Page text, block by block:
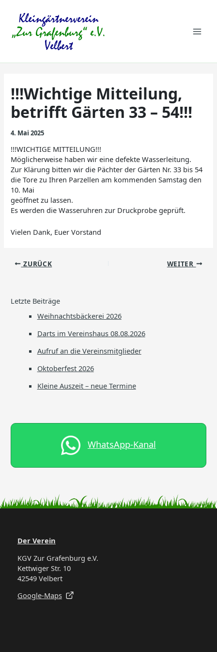
springen
!!!Wichtige Mitteilung,
betrifft Gärten 33 – 54!!!
4. Mai 2025
!!!WICHTIGE MITTEILUNG!!!
Möglicherweise haben wir eine defekte Wasserleitung.
Zur Klärung bitten wir die Pächter der Gärten Nr. 33 bis 54
die Tore zu Ihren Parzellen am kommenden Samstag den
10. Mai
geöffnet zu lassen.
Es werden die Wasseruhren zur Druckprobe geprüft.
Vielen Dank, Euer Vorstand
ZURÜCK WEITER
Letzte Beiträge
Weihnachtsbäckerei 2026
Darts im Vereinshaus 08.08.2026
Aufruf an die Vereinsmitglieder
Oktoberfest 2026
Kleine Auszeit – neue Termine
WhatsApp-Kanal
Der Verein
KGV Zur Grafenburg e.V.
Kettwiger Str. 10
42549 Velbert
Google-Maps